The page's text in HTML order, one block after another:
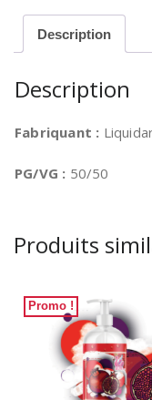
100ml
Description
Description
Fabriquant :
PG/VG : 50/50
Produits
Promo !